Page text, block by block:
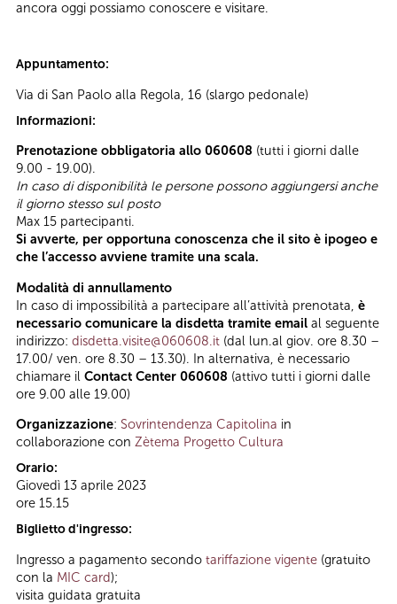
ancora oggi possiamo conoscere e visitare.
Appuntamento:
Via di San Paolo alla Regola, 16 (slargo pedonale)
Informazioni:
Prenotazione obbligatoria allo 060608 (tutti i giorni dalle
9.00 - 19.00).
In caso di disponibilità le persone possono aggiungersi anche
il giorno stesso sul posto
Max 15 partecipanti.
Si avverte, per opportuna conoscenza che il sito è ipogeo e
che l’accesso avviene tramite una scala.
Modalità di annullamento
In caso di impossibilità a partecipare all’attività prenotata, è
necessario comunicare la disdetta tramite email al seguente
indirizzo: disdetta.visite@060608.it (dal lun.al giov. ore 8.30 –
17.00/ ven. ore 8.30 – 13.30). In alternativa, è necessario
chiamare il Contact Center 060608 (attivo tutti i giorni dalle
ore 9.00 alle 19.00)
Organizzazione: Sovrintendenza Capitolina in
collaborazione con Zètema Progetto Cultura
Orario:
Giovedì 13 aprile 2023
ore 15.15
Biglietto d'ingresso:
Ingresso a pagamento secondo tariffazione vigente (gratuito
con la MIC card);
visita guidata gratuita